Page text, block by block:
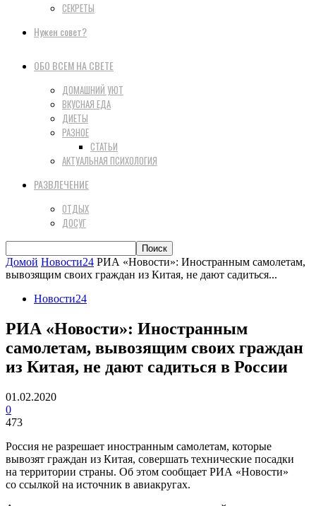
СЕКРЕТЫ
Нужен совет?
ОБО ВСЕМ НА СВЕТЕ
ДОМАШНИЙ УЮТ
ВКУСНАЯ ЕДА
ДИЕТЫ
РАЗНОЕ
СТАТЬИ
АКТУАЛЬНАЯ ПСИХОЛОГИЯ
РАЗВЛЕЧЕНИЕ
ОТДЫХ
ДОСУГ
Домой Новости24 РИА «Новости»: Иностранным самолетам,
вывозящим своих граждан из Китая, не дают садиться...
Новости24
РИА «Новости»: Иностранным
самолетам, вывозящим своих граждан
из Китая, не дают садиться в России
01.02.2020
0
473
Россия не разрешает иностранным самолетам, которые
вывозят граждан из Китая, совершать технические посадки
на территории страны. Об этом сообщает РИА «Новости»
со ссылкой на источник в авиакругах.